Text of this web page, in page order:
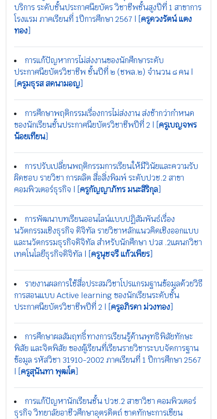
บริการ ระดับชั้นประกาศนียบัตร วิชาชีพชั้นสูงปีที่ 1 สาขาการ
โรงแรม ภาคเรียนที่ 1ปีการศึกษา 2567 | [ ครูดวงรัตน์ แตง
ทอง
การแก้ปัญหาการไม่ส่งงานของนักศึกษาระดับ
ประกาศนียบัตรวิชาชีพ ชั้นปีที่ ๒ (ชพล.๒) จำนวน ๘ คน |
ครูมธุรส สดนามอญ
การศึกษาพฤติกรรมเรื่องการไม่ส่งงาน ส่งช้ากว่ากำหนด
ของนักเรียนชั้นประกาศนียบัตรวิชาชีพปีที่ 2 | [ ครูเบญจพร
น้อยเทียน]
การปรับเปลี่ยนพฤติกรรมการเรียนให้มีวินัยและความรับ
ผิดชอบ รายวิชา การผลิต สื่อสิ่งพิมพ์ ระดับปวช.2 สาขา
คอมพิวเตอร์ธุรกิจ | [ ครูกัญญาภัทร มนะสิริกุล
การพัฒนาบทเรียนออนไลน์แบบปฏิสัมพันธ์เรื่อง
นวัตกรรมเชิงธุรกิจ ดิจิทัล รายวิชาหลักแนวคิดเชิงออกแบบ
และนวัตกรรมธุรกิจดิจิทัล สำหรับนักศึกษา ปวส .2แผนกวิชา
เทคโนโลยีธุรกิจดิจิทัล | [ ครูนุชจรี แก้วเพียร
รายงานผลการใช้สื่อประสมวิชาโปรแกรมฐานข้อมูลด้วยวิธี
การสอนแบบ Active learning ของนักเรียนระดับชั้น
ประกาศนียบัตรวิชาชีพปีที่ 2 | [ ครูอภิรดา ม่วงทอง
การศึกษาผลสัมฤทธิ์ทางการเรียนรู้ด้านพุทธิพิสัยทักษะ
พิสัย และจิตพิสัย ของผู้เรียนที่เรียนรายวิชาระบบจัดการฐาน
ข้อมูล รหัสวิชา 31910-2002 ภาคเรียนที่ 1 ปีการศึกษา 2567
ครูสุนันทา พุฒโต
การแก้ปัญหานักเรียนชั้น ปวช.2 สาขาวิชา คอมพิวเตอร์
ธุรกิจ วิทยาลัยอาชีวศึกษาอุตรดิตถ์ ขาดทักษะการเขียน